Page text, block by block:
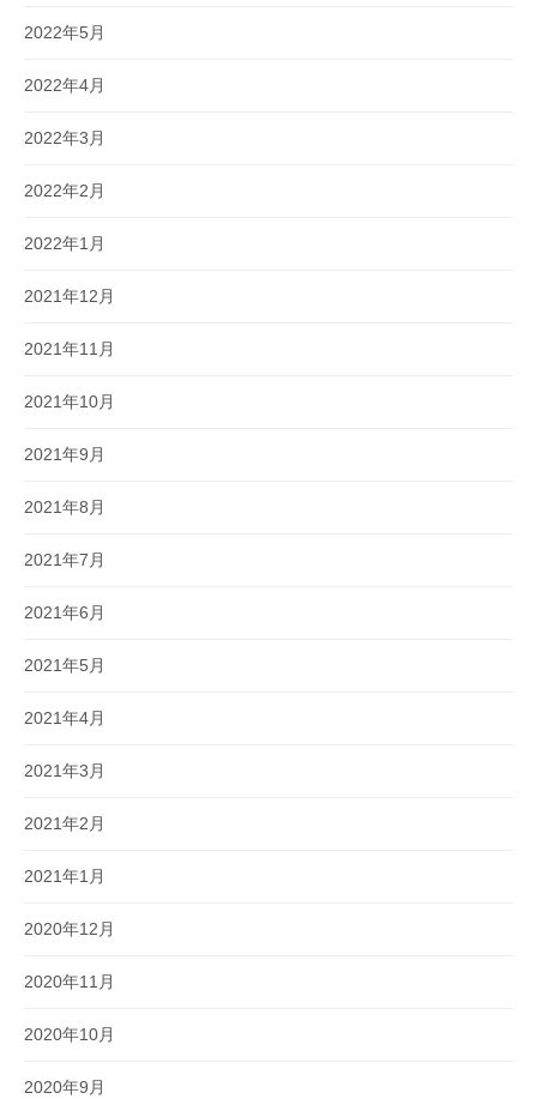
2022年5月
2022年4月
2022年3月
2022年2月
2022年1月
2021年12月
2021年11月
2021年10月
2021年9月
2021年8月
2021年7月
2021年6月
2021年5月
2021年4月
2021年3月
2021年2月
2021年1月
2020年12月
2020年11月
2020年10月
2020年9月